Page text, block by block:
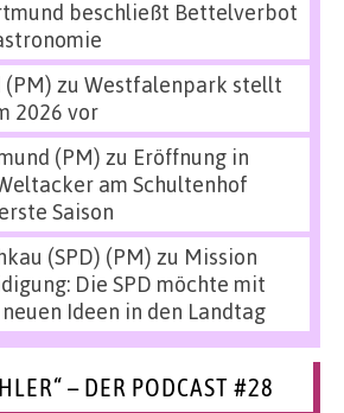
beschließt Bettelverbot
zu Westfalenpark stellt
2026 vor
(PM) zu Eröffnung in
am Schultenhof
Saison
(SPD) (PM) zu Mission
Die SPD möchte mit
Ideen in den Landtag
– DER PODCAST #28